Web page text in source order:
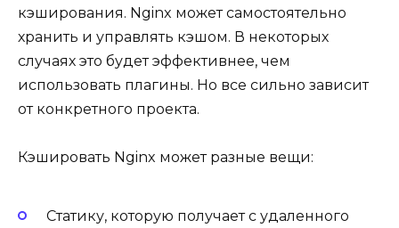
кэширования. Nginx может самостоятельно
хранить и управлять кэшом. В некоторых
случаях это будет эффективнее, чем
использовать плагины. Но все сильно зависит
от конкретного проекта.
Кэшировать Nginx может разные вещи:
Статику, которую получает с удаленного